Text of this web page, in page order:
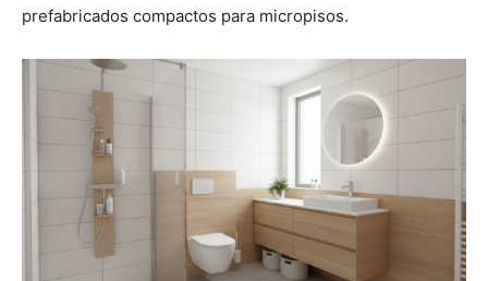
prefabricados compactos para micropisos.